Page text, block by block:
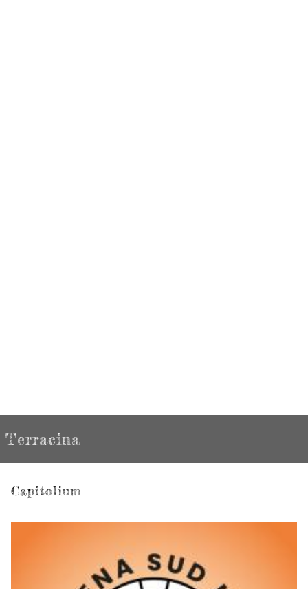
Terracina
Capitolium